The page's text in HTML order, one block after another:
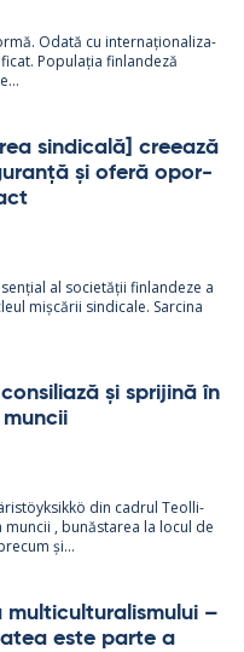
Odată cu in­ter­națio­na­liza­
Po­pu­lația fin­lan­deză
sin­dicală] cree­ază
și oferă opor­
al societății fin­lan­deze a
mișcă­rii sin­dicale. Sarcina
și spri­jină în
din cadrul Teol­li­
, bunăs­ta­rea la locul de
și...
mul­ticul­tu­ra­lis­mu­lui –
este parte a